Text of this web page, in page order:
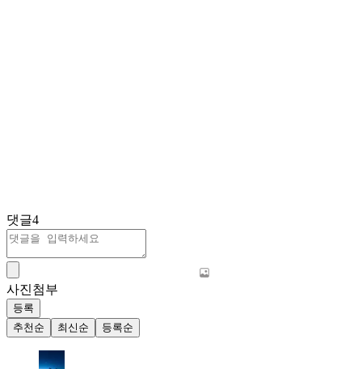
댓글4
사진첨부
등록
추천순
최신순 등록순